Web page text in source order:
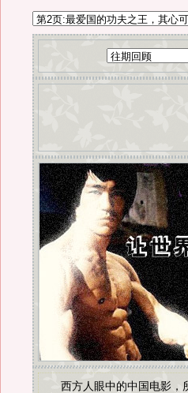
西方人眼中的中国电影，